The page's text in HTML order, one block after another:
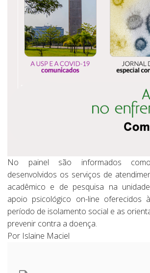
No painel são informados
desenvolvidos os serviços de
acadêmico e de pesquisa na
apoio psicológico on-line oferecidos
período de isolamento social e as
prevenir contra a doença.
Por Islaine Maciel